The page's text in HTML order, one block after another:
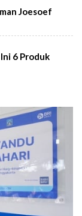
Joesoef
6 Produk